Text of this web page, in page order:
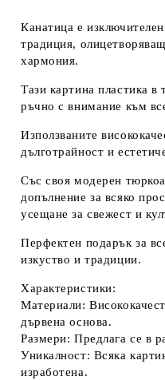
Канатица е
традиция,
хармония.
Тази картина пластика в
ръчно с внимание към
Използваните
дълготрайност и
Със своя модерен
допълнение за всяко
усещане за свежест и
Перфектен подарък за
изкуство и традиции.
Характеристики:
Материали:
дървена основа.
Размери: Предлага се в
Уникалност: Всяка
изработена.